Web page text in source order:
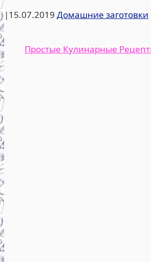
Простые Кулинарные
|15.07.2019 Домашние заготовки